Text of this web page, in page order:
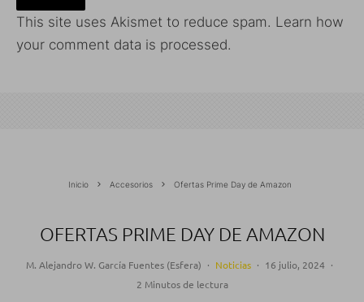
This site uses Akismet to reduce spam. Learn how
your comment data is processed.
Inicio Accesorios Ofertas Prime Day de Amazon
OFERTAS PRIME DAY DE AMAZON
M. Alejandro W. García Fuentes (Esfera) · Noticias · 16 julio, 2024 ·
2 Minutos de lectura